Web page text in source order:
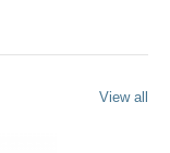
View all